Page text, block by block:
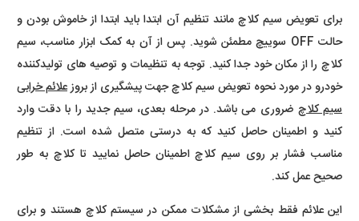
برای تعویض سیم کلاچ مانند تنظیم آن ابتدا باید ابتدا از خاموش بودن و
حالت OFF سوییچ مطمئن شوید. پس از آن به کمک ابزار مناسب، سیم
کلاچ را از مکان خود جدا کنید. توجه به تنظیمات و توصیه های تولیدکننده
خودرو در مورد نحوه تعویض سیم کلاچ جهت پیشگیری از بروزعلائم خرابی
سیم کلاچ ضروری می باشد. در مرحله بعدی، سیم جدید را با دقت وارد
کنید و اطمینان حاصل کنید که به درستی متصل شده است. از تنظیم
مناسب فشار بر روی سیم کلاچ اطمینان حاصل نمایید تا کلاچ به طور
صحیح عمل کند.
این علائم فقط بخشی از مشکلات ممکن در سیستم کلاچ هستند و برای